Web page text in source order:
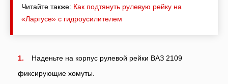
Читайте также: Как подтянуть рулевую рейку на
«Ларгусе» с гидроусилителем
Наденьте на корпус рулевой рейки ВАЗ 2109
фиксирующие хомуты.